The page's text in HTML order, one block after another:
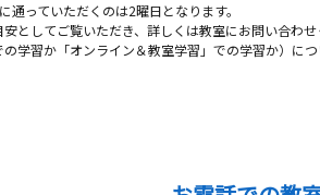
っていただくのは2曜日となります。
としてご覧いただき、詳しくは教室にお問い合わ
学習か「オンライン＆教室学習」での学習か）に